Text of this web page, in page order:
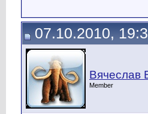
07.10.2010,
Вячеслав
Member